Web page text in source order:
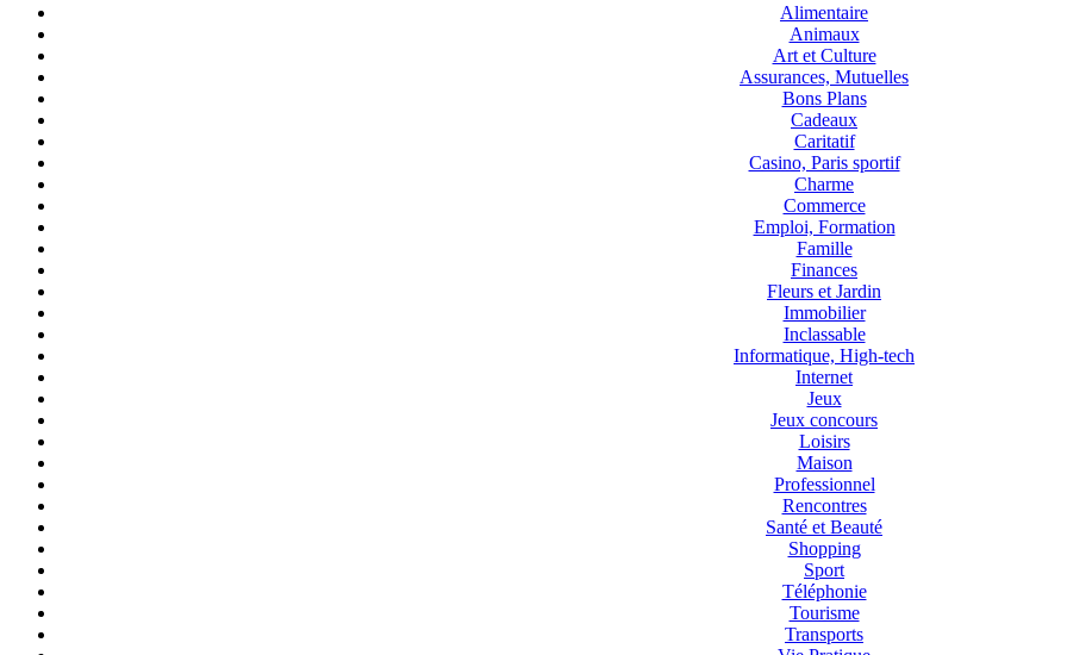
Alimentaire
Animaux
Art et Culture
Assurances, Mutuelles
Bons Plans
Cadeaux
Caritatif
Casino, Paris sportif
Charme
Commerce
Emploi, Formation
Famille
Finances
Fleurs et Jardin
Immobilier
Inclassable
Informatique, High-tech
Internet
Jeux
Jeux concours
Loisirs
Maison
Professionnel
Rencontres
Santé et Beauté
Shopping
Sport
Téléphonie
Tourisme
Transports